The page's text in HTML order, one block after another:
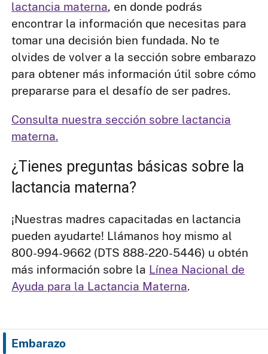
Embarazo
lactancia materna, en donde podrás
encontrar la información que necesitas para
tomar una decisión bien fundada. No te
olvides de volver a la sección sobre embarazo
para obtener más información útil sobre cómo
prepararse para el desafío de ser padres.
Consulta nuestra sección sobre lactancia
materna.
¿Tienes preguntas básicas sobre la
lactancia materna?
¡Nuestras madres capacitadas en lactancia
pueden ayudarte! Llámanos hoy mismo al
800-994-9662 (DTS 888-220-5446) u obtén
más información sobre la Línea Nacional de
Ayuda para la Lactancia Materna.